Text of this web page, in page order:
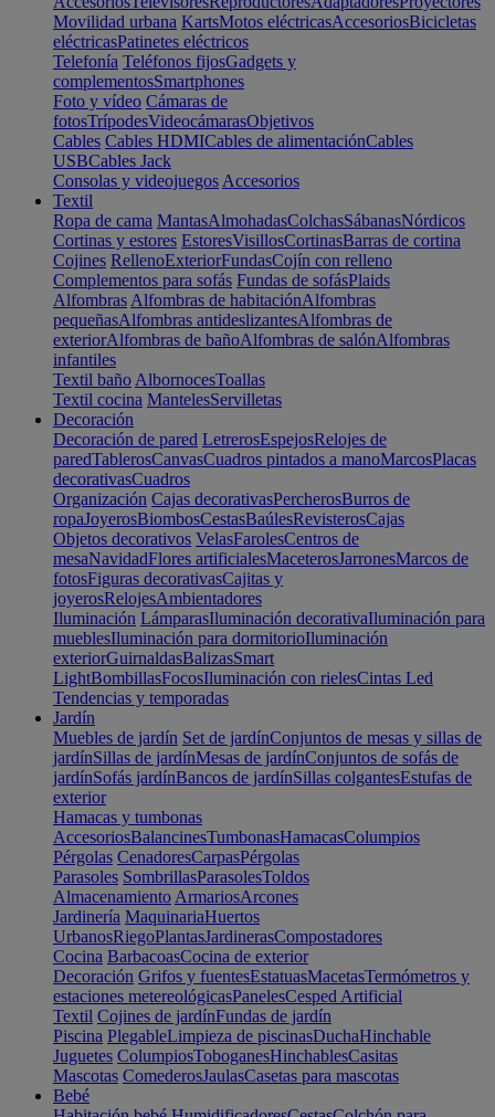
Movilidad urbana KartsMotos eléctricasAccesoriosBicicletas
eléctricasPatinetes eléctricos
Telefonía Teléfonos fijosGadgets y
complementosSmartphones
Foto y vídeo Cámaras de
fotosTrípodesVideocámarasObjetivos
Cables Cables HDMICables de alimentaciónCables
USBCables Jack
Consolas y videojuegos Accesorios
Textil
Ropa de cama MantasAlmohadasColchasSábanasNórdicos
Cortinas y estores EstoresVisillosCortinasBarras de cortina
Cojines RellenoExteriorFundasCojín con relleno
Complementos para sofás Fundas de sofásPlaids
Alfombras Alfombras de habitaciónAlfombras
pequeñasAlfombras antideslizantesAlfombras de
exteriorAlfombras de bañoAlfombras de salónAlfombras
infantiles
Textil baño AlbornocesToallas
Textil cocina MantelesServilletas
Decoración
Decoración de pared LetrerosEspejosRelojes de
paredTablerosCanvasCuadros pintados a manoMarcosPlacas
decorativasCuadros
Organización Cajas decorativasPercherosBurros de
ropaJoyerosBiombosCestasBaúlesRevisterosCajas
Objetos decorativos VelasFarolesCentros de
mesaNavidadFlores artificialesMaceterosJarronesMarcos de
fotosFiguras decorativasCajitas y
joyerosRelojesAmbientadores
Iluminación LámparasIluminación decorativaIluminación para
mueblesIluminación para dormitorioIluminación
exteriorGuirnaldasBalizasSmart
LightBombillasFocosIluminación con rielesCintas Led
Tendencias y temporadas
Jardín
Muebles de jardín Set de jardínConjuntos de mesas y sillas de
jardínSillas de jardínMesas de jardínConjuntos de sofás de
jardínSofás jardínBancos de jardínSillas colgantesEstufas de
exterior
Hamacas y tumbonas
AccesoriosBalancinesTumbonasHamacasColumpios
Pérgolas CenadoresCarpasPérgolas
Parasoles SombrillasParasolesToldos
Almacenamiento ArmariosArcones
Jardinería MaquinariaHuertos
UrbanosRiegoPlantasJardinerasCompostadores
Cocina BarbacoasCocina de exterior
Decoración Grifos y fuentesEstatuasMacetasTermómetros y
estaciones metereológicasPanelesCesped Artificial
Textil Cojines de jardínFundas de jardín
Piscina PlegableLimpieza de piscinasDuchaHinchable
Juguetes ColumpiosToboganesHinchablesCasitas
Mascotas ComederosJaulasCasetas para mascotas
Bebé